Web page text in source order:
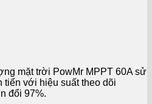
mặt trời PowMr MPPT 60A sử
tiến với hiệu suất theo dõi
đổi 97%.